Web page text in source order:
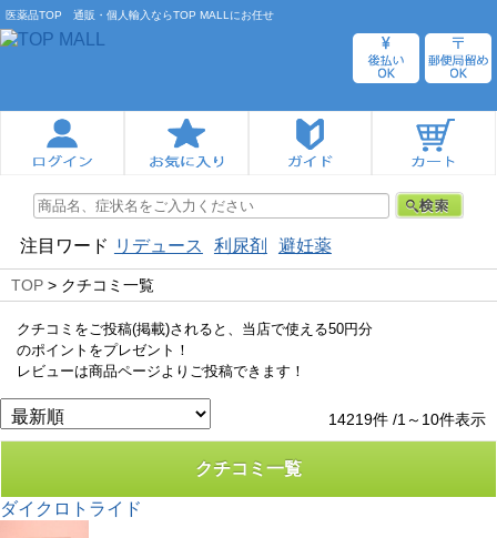
医薬品TOP 通販・個人輸入ならTOP MALLにお任せ
注目ワード リデュース 利尿剤 避妊薬
TOP > クチコミ一覧
クチコミをご投稿(掲載)されると、当店で使える50円分
のポイントをプレゼント！
レビューは商品ページよりご投稿できます！
14219件 /1～10件表示
クチコミ一覧
ダイクロトライド